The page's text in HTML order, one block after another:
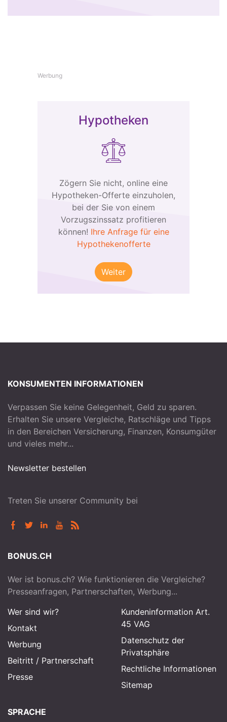
Werbung
Hypotheken
Zögern Sie nicht, online eine
Hypotheken-Offerte einzuholen,
bei der Sie von einem
Vorzugszinssatz profitieren
können! Ihre Anfrage für eine
Hypothekenofferte
Weiter
KONSUMENTEN INFORMATIONEN
Verpassen Sie keine Gelegenheit, Geld zu sparen.
Erhalten Sie unsere Vergleiche, Ratschläge und Tipps
in den Bereichen Versicherung, Finanzen, Konsumgüter
und vieles mehr...
Newsletter bestellen
Treten Sie unserer Community bei
BONUS.CH
Wer ist bonus.ch? Wie funktionieren die Vergleiche?
Presseanfragen, Partnerschaften, Werbung...
Wer sind wir?
Kontakt
Werbung
Beitritt / Partnerschaft
Presse
Kundeninformation Art.
45 VAG
Datenschutz der
Privatsphäre
Rechtliche Informationen
Sitemap
SPRACHE